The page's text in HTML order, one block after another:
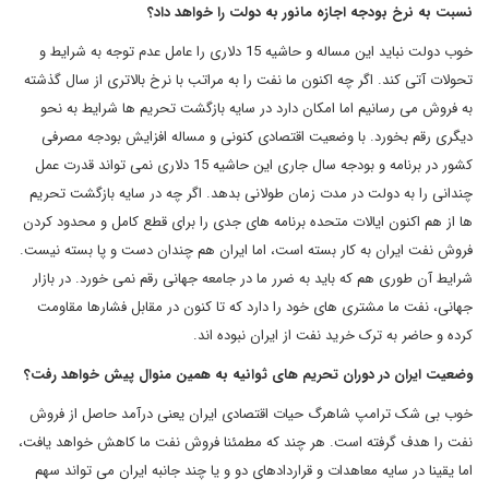
نسبت به نرخ بودجه اجازه مانور به دولت را خواهد داد؟
خوب دولت نباید این مساله و حاشیه 15 دلاری را عامل عدم توجه به شرایط و
تحولات آتی کند. اگر چه اکنون ما نفت را به مراتب با نرخ بالاتری از سال گذشته
به فروش می رسانیم اما امکان دارد در سایه بازگشت تحریم ها شرایط به نحو
دیگری رقم بخورد. با وضعیت اقتصادی کنونی و مساله افزایش بودجه مصرفی
کشور در برنامه و بودجه سال جاری این حاشیه 15 دلاری نمی تواند قدرت عمل
چندانی را به دولت در مدت زمان طولانی بدهد. اگر چه در سایه بازگشت تحریم
ها از هم اکنون ایالات متحده برنامه های جدی را برای قطع کامل و محدود کردن
فروش نفت ایران به کار بسته است، اما ایران هم چندان دست و پا بسته نیست.
شرایط آن طوری هم که باید به ضرر ما در جامعه جهانی رقم نمی خورد. در بازار
جهانی، نفت ما مشتری های خود را دارد که تا کنون در مقابل فشارها مقاومت
کرده و حاضر به ترک خرید نفت از ایران نبوده اند.
وضعیت ایران در دوران تحریم های ثوانیه به همین منوال پیش خواهد رفت؟
خوب بی شک ترامپ شاهرگ حیات اقتصادی ایران یعنی درآمد حاصل از فروش
نفت را هدف گرفته است. هر چند که مطمئنا فروش نفت ما کاهش خواهد یافت،
اما یقینا در سایه معاهدات و قراردادهای دو و یا چند جانبه ایران می تواند سهم